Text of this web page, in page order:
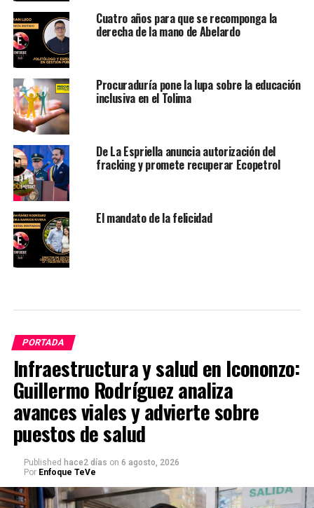
Cuatro años para que se recomponga la
derecha de la mano de Abelardo
Procuraduría pone la lupa sobre la educación
inclusiva en el Tolima
De La Espriella anuncia autorización del
fracking y promete recuperar Ecopetrol
El mandato de la felicidad
PORTADA
Infraestructura y salud en Icononzo:
Guillermo Rodríguez analiza
avances viales y advierte sobre
puestos de salud
Published hace2 días on 6 agosto, 2026
Por Enfoque TeVe